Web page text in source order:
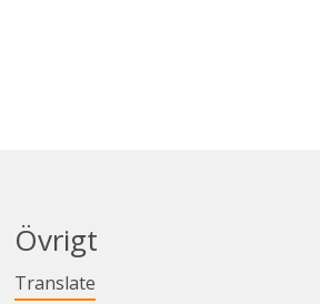
Övrigt
Translate